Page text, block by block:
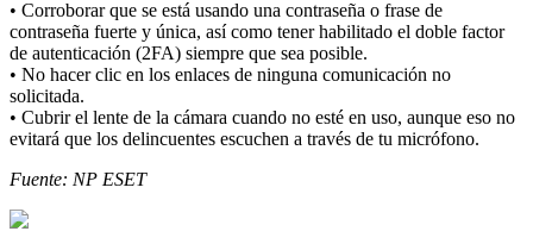
• Corroborar que se está usando una contraseña o frase de
contraseña fuerte y única, así como tener habilitado el doble factor
de autenticación (2FA) siempre que sea posible.
• No hacer clic en los enlaces de ninguna comunicación no
solicitada.
• Cubrir el lente de la cámara cuando no esté en uso, aunque eso no
evitará que los delincuentes escuchen a través de tu micrófono.
Fuente: NP ESET